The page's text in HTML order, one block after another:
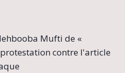
Mufti de «
contre l'article